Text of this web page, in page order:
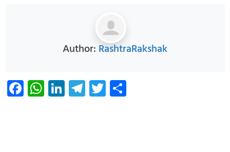
Author: RashtraRakshak
Facebook
WhatsApp
LinkedIn
Telegram
Twitter